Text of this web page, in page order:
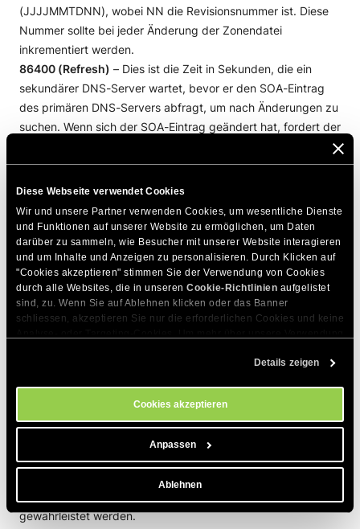
Diese Webseite verwendet Cookies
Wir und unsere Partner verwenden Cookies, um wesentliche Dienste
und Funktionen auf unserer Website zu ermöglichen, um Daten
darüber zu sammeln, wie Besucher mit unserer Website interagieren
und um Inhalte und Anzeigen zu personalisieren. Durch Klicken auf
"Cookies akzeptieren" stimmen Sie der Verwendung von Cookies
durch alle Websites, die in unseren Cookie-Richtlinien aufgelistet
sind, zu. Wenn Sie auf Ablehnen klicken oder das Banner
schliessen, akzeptieren Sie nur die erforderlichen Cookies und keine
. Sie können Ihre Cookie-Einstellungen jederzeit im
Details zeigen
Cookies akzeptieren
Anpassen
Ablehnen
(JJJJMMTDNN), wobei NN die Revisionsnummer ist. Diese
Nummer sollte bei jeder Änderung der Zonendatei
inkrementiert werden.
86400 (Refresh) – Dies ist die Zeit in Sekunden, die ein
sekundärer DNS-Server wartet, bevor er den SOA-Eintrag
des primären DNS-Servers abfragt, um nach Änderungen zu
suchen. Wenn sich der SOA-Eintrag geändert hat, fordert der
7200 (Retry)– Dies ist die Zeit in Sekunden, die ein
sekundärer Server wartet, bevor er eine fehlgeschlagene
3600000 (Expire)– Dies ist die Zeit in Sekunden, die ein
Sekundärserver eine Zone hält, bevor sie nicht mehr
autoritativ ist, wenn er den Primärserver nicht kontaktieren
kann.
86400 (Minimum TTL)– Dies ist die Zeit in Sekunden, die
DNS-Auflöser die Zonendaten zwischenspeichern (cachen)
sollten.
Es ist zwar wichtig, den SOA-Eintrag zu verstehen, aber es
ist auch entscheidend zu wissen, dass der SOA-Eintrag nicht
geändert werden kann. Die darin eingetragenen Werte sind
gewährleistet werden.